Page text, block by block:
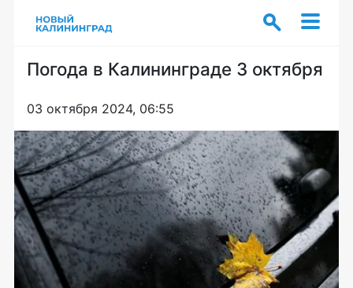
Погода в Калининграде 3 октября
03 октября 2024, 06:55